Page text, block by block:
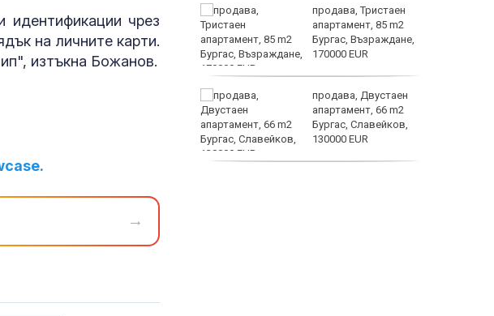
чрез
на личните карти.
изтъкна Божанов.
→
причини и решение на
проблема
продава, Тристаен
апартамент, 85 m2
Бургас, Възраждане,
170000 EUR
продава, Двустаен
апартамент, 66 m2
Бургас, Славейков,
130000 EUR